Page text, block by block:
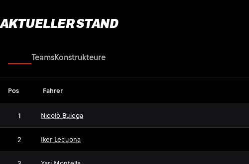
AKTUELLER STAND
TeamsKonstrukteure
Pos Fahrer
1 Nicolò Bulega
2 Iker Lecuona